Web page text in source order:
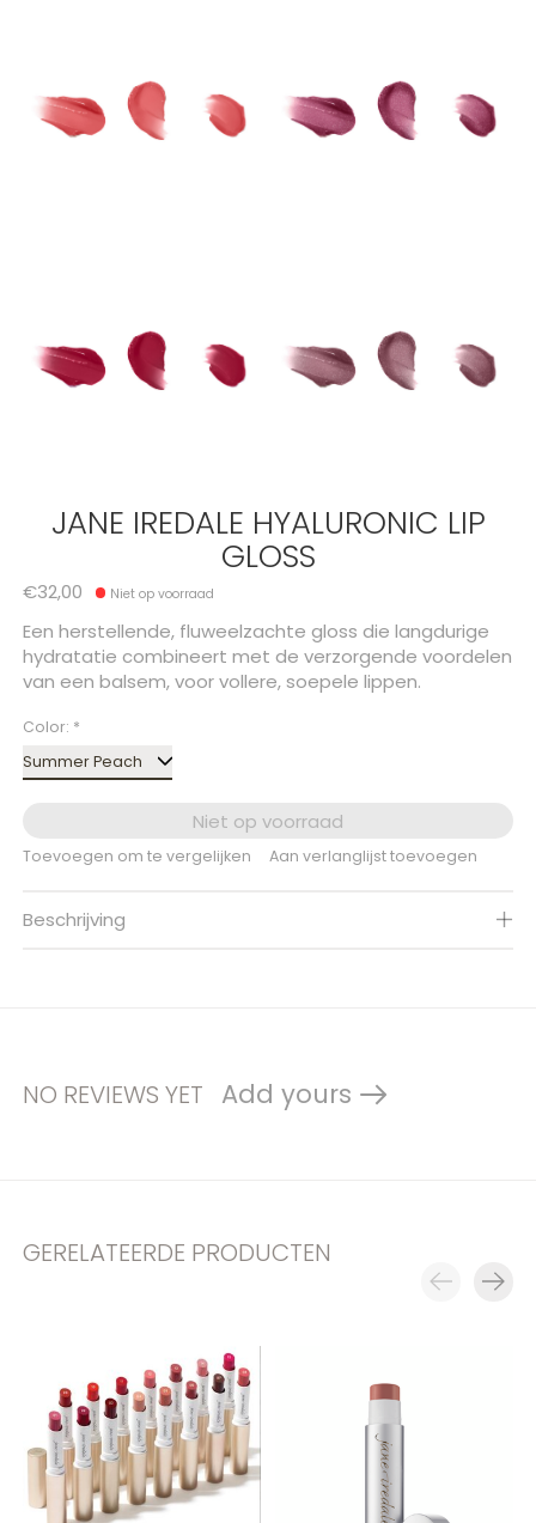
JANE IREDALE HYALURONIC LIP
GLOSS
€32,00 Niet op voorraad
Een herstellende, fluweelzachte gloss die langdurige
hydratatie combineert met de verzorgende voordelen
van een balsem, voor vollere, soepele lippen.
Color: *
Niet op voorraad
Toevoegen om te vergelijken Aan verlanglijst toevoegen
Beschrijving
NO REVIEWS YET Add yours
GERELATEERDE PRODUCTEN